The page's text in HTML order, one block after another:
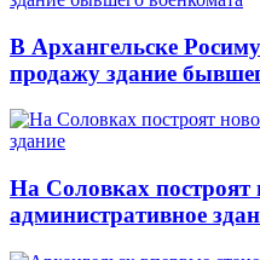
В Архангельске
продажу здание
На Соловках построят
административное